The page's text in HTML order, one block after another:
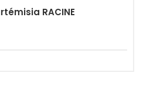
RACINE